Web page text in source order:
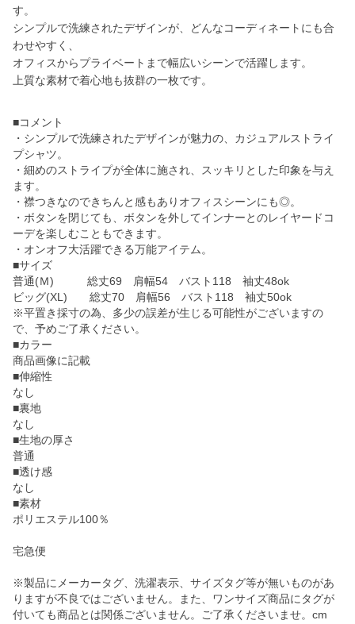
す。
シンプルで洗練されたデザインが、どんなコーディネートにも合
わせやすく、
オフィスからプライベートまで幅広いシーンで活躍します。
上質な素材で着心地も抜群の一枚です。
■コメント
・シンプルで洗練されたデザインが魅力の、カジュアルストライ
プシャツ。
・細めのストライプが全体に施され、スッキリとした印象を与え
ます。
・襟つきなのできちんと感もありオフィスシーンにも◎。
・ボタンを閉じても、ボタンを外してインナーとのレイヤードコ
ーデを楽しむこともできます。
・オンオフ大活躍できる万能アイテム。
■サイズ
普通(Ｍ) 総丈69 肩幅54 バスト118 袖丈48ok
ビッグ(XL) 総丈70 肩幅56 バスト118 袖丈50ok
※平置き採寸の為、多少の誤差が生じる可能性がございますの
で、予めご了承ください。
■カラー
商品画像に記載
■伸縮性
なし
■裏地
なし
■生地の厚さ
普通
■透け感
なし
■素材
ポリエステル100％
宅急便
※製品にメーカータグ、洗濯表示、サイズタグ等が無いものがあ
りますが不良ではございません。また、ワンサイズ商品にタグが
付いても商品とは関係ございません。ご了承くださいませ。cm